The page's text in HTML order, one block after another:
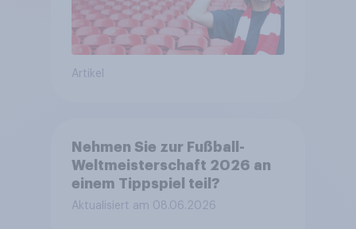
Artikel
Nehmen Sie zur Fußball-
Weltmeisterschaft 2026 an
einem Tippspiel teil?
Aktualisiert am 08.06.2026